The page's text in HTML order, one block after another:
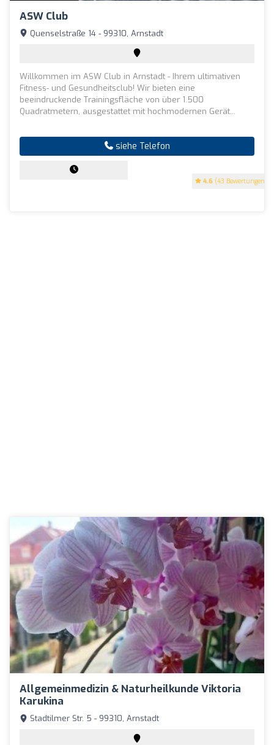
ASW Club
4.6 (43 Bewertungen)
Quenselstraße 14 - 99310, Arnstadt
Willkommen im ASW Club in Arnstadt - Ihrem ultimativen
Fitness- und Gesundheitsclub! Wir bieten eine
beeindruckende Trainingsfläche von über 1.500
Quadratmetern, ausgestattet mit hochmodernen Gerät...
siehe Telefon
Allgemeinmedizin & Naturheilkunde Viktoria
Karukina
Stadtilmer Str. 5 - 99310, Arnstadt